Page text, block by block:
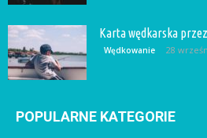
Karta wędkarska
Wędkowanie 28
POPULARNE KATEGORIE